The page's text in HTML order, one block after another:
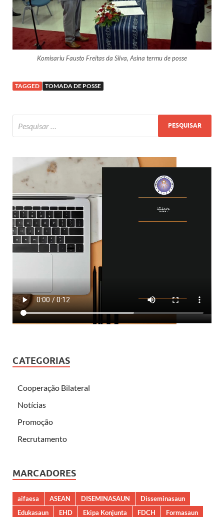
Komisariu Fausto Freitas da Silva, Asina termu de posse
TAGGED TOMADA DE POSSE
CATEGORIAS
Cooperação Bilateral
Notícias
Promoção
Recrutamento
MARCADORES
aifaesa ASEAN DISEMINASAUN
Disseminasaun
Edukasaun
EHD Ekipa Konjunta FDCH Formasaun